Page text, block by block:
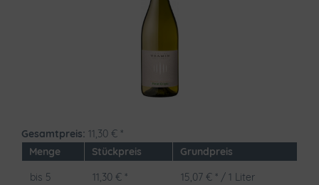
Gesamtpreis: 11,30 € *
Menge
Stückpreis
Grundpreis
bis 5 11,30 € * 15,07 € * / 1 Liter